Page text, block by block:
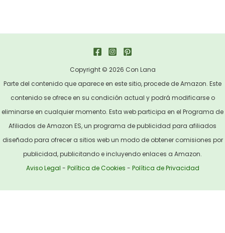
Copyright © 2026 Con Lana
Parte del contenido que aparece en este sitio, procede de Amazon. Este
contenido se ofrece en su condición actual y podrá modificarse o
eliminarse en cualquier momento. Esta web participa en el Programa de
Afiliados de Amazon ES, un programa de publicidad para afiliados
diseñado para ofrecer a sitios web un modo de obtener comisiones por
publicidad, publicitando e incluyendo enlaces a Amazon.
Aviso Legal - Política de Cookies - Política de Privacidad